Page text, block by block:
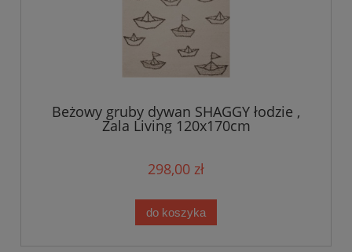
Beżowy gruby dywan SHAGGY łodzie ,
Zala Living 120x170cm
298,00 zł
do koszyka